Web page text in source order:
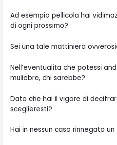
Ad esempio pellicola hai
di ogni prossimo?
Sei una tale mattiniera
Nell’eventualita che potessi
muliebre, chi sarebbe?
Dato che hai il vigore di
sceglieresti?
Hai in nessun caso rinnegato